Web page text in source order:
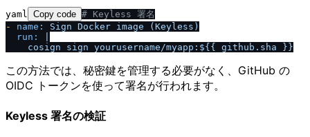
yaml Copy code # Keyless 署名
-
name: Sign Docker image
(Keyless)
run:
    cosign sign yourusername
/
この方法では、秘密鍵を管理する必要がなく、GitHub の
OIDC トークンを使って署名が行われます。
Keyless 署名の検証